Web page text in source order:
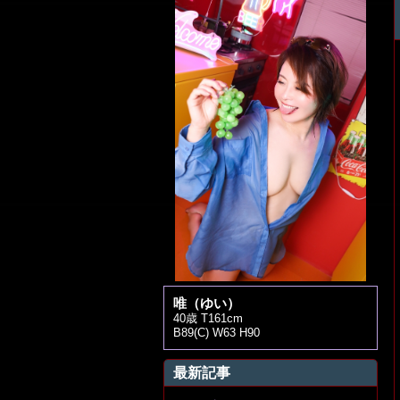
唯（ゆい）
40歳 T161cm
B89(C) W63 H90
最新記事